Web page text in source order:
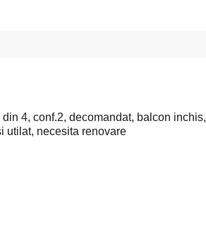
4, conf.2, decomandat, balcon inchis,
utilat, necesita renovare